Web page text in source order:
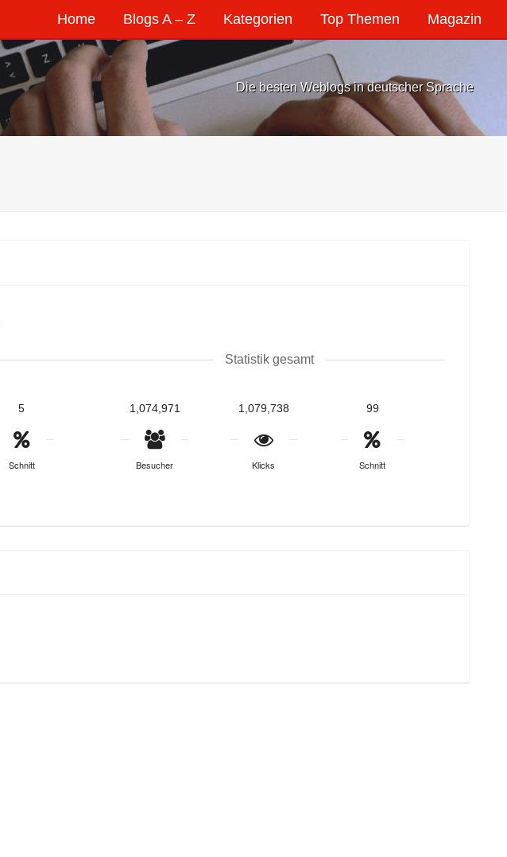
Home Blogs A – Z Kategorien Top Themen Magazin
Die besten Weblogs in deutscher Sprache
5
Schnitt
Statistik gesamt
1,074,971
Besucher
1,079,738
Klicks
99
Schnitt